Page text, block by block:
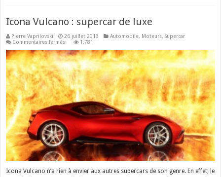
Icona Vulcano : supercar de luxe
Pierre Vaprilovski 26 juillet 2013 Automobile, Moteurs,Supercar
Commentaires ferméssur
Vulcano
supercar
de
luxe
1,781
Icona Vulcano n’a rien à envier aux autres supercars de son genre. En effet, le